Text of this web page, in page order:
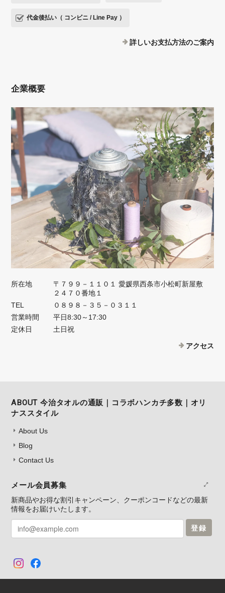
代金後払い（ コンビニ / Line Pay ）
詳しいお支払方法のご案内
企業概要
所在地
〒７９９－１１０１ 愛媛県西条市小松町新屋敷
２４７０番地１
TEL
０８９８－３５－０３１１
営業時間
平日8:30～17:30
定休日
土日祝
アクセス
ABOUT 今治タオルの通販｜コラボハンカチ多数｜オリ
ナススタイル
About Us
Blog
Contact Us
メール会員募集
新商品やお得な割引キャンペーン、クーポンコードなどの最新
情報をお届けいたします。
登録